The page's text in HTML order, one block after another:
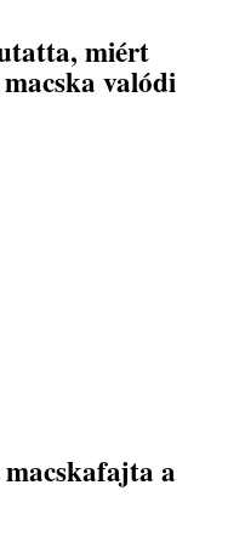
miért
valódi
a